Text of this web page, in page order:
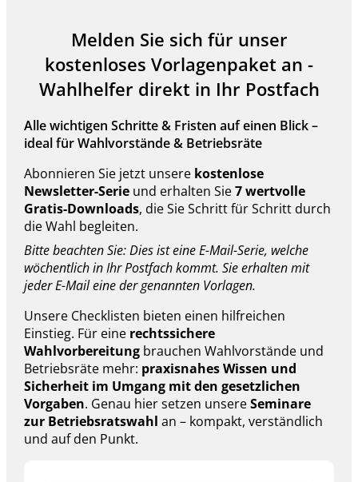
Melden Sie sich für unser
kostenloses Vorlagenpaket an -
Wahlhelfer direkt in Ihr Postfach
Alle wichtigen Schritte & Fristen auf einen Blick –
ideal für Wahlvorstände & Betriebsräte
Abonnieren Sie jetzt unsere kostenlose
Newsletter-Serieund erhalten Sie7 wertvolle
Gratis-Downloads, die Sie Schritt für Schritt durch
die Wahl begleiten.
Bitte beachten Sie: Dies ist eine E-Mail-Serie, welche
wöchentlich in Ihr Postfach kommt. Sie erhalten mit
jeder E-Mail eine der genannten Vorlagen.
Unsere Checklisten bieten einen hilfreichen
Einstieg. Für eine rechtssichere
Wahlvorbereitungbrauchen Wahlvorstände und
Betriebsräte mehr: praxisnahes Wissen und
Sicherheit im Umgang mit den gesetzlichen
Vorgaben. Genau hier setzen unsereSeminare
zur Betriebsratswahl an – kompakt, verständlich
und auf den Punkt.